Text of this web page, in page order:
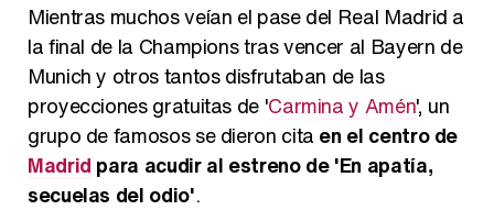
Mientras muchos veían el pase del Real Madrid a
la final de la Champions tras vencer al Bayern de
Munich y otros tantos disfrutaban de las
proyecciones gratuitas de 'Carmina y Amén', un
grupo de famosos se dieron cita en el centro de
Madrid para acudir al estreno de 'En apatía,
secuelas del odio'.